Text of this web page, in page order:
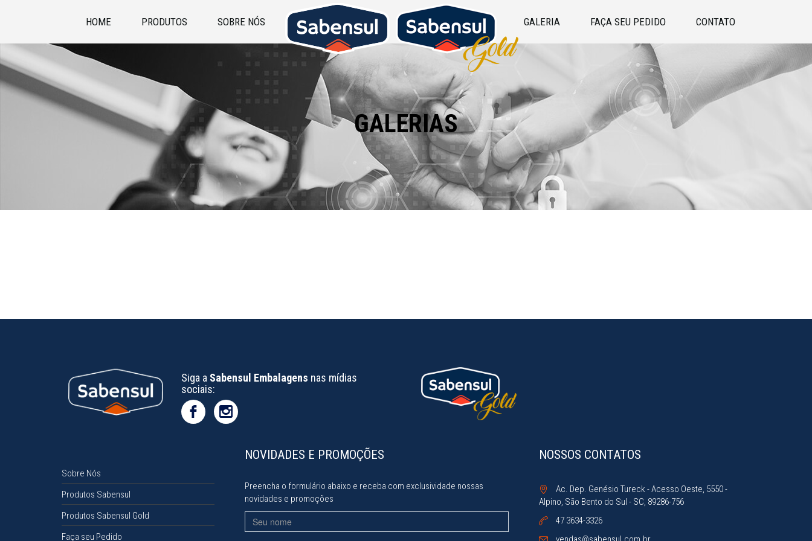
HOME PRODUTOS SOBRE NÓS GALERIA FAÇA SEU PEDIDO CONTATO
GALERIAS
Siga a Sabensul Embalagens nas mídias
sociais:
Sobre Nós
Produtos Sabensul
Produtos Sabensul Gold
Faça seu Pedido
NOVIDADES E PROMOÇÕES
Preencha o formulário abaixo e receba com exclusividade nossas
novidades e promoções
Nome
NOSSOS CONTATOS
Ac. Dep. Genésio Tureck - Acesso Oeste, 5550 -
Alpino, São Bento do Sul - SC, 89286-756
47 3634-3326